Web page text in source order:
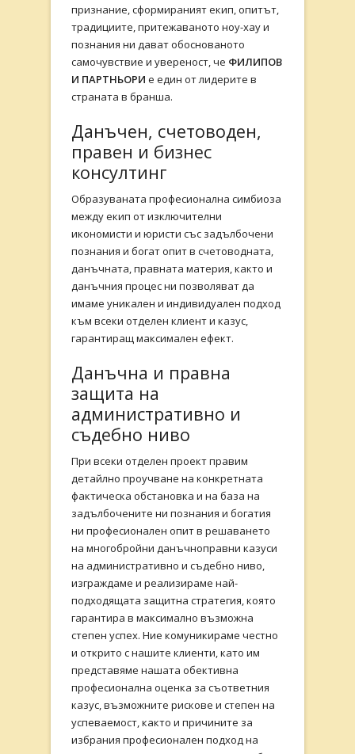
признание, сформираният екип, опитът,
традициите, притежаваното ноу-хау и
познания ни дават обоснованото
самочувствие и увереност, че ФИЛИПОВ
И ПАРТНЬОРИ е един от лидерите в
страната в бранша.
Данъчен, счетоводен,
правен и бизнес
консултинг
Образуваната професионална симбиоза
между екип от изключителни
икономисти и юристи със задълбочени
познания и богат опит в счетоводната,
данъчната, правната материя, както и
данъчния процес ни позволяват да
имаме уникален и индивидуален подход
към всеки отделен клиент и казус,
гарантиращ максимален ефект.
Данъчна и правна
защита на
административно и
съдебно ниво
При всеки отделен проект правим
детайлно проучване на конкретната
фактическа обстановка и на база на
задълбочените ни познания и богатия
ни професионален опит в решаването
на многобройни данъчноправни казуси
на административно и съдебно ниво,
изграждаме и реализираме най-
подходящата защитна стратегия, която
гарантира в максимално възможна
степен успех. Ние комуникираме честно
и открито с нашите клиенти, като им
представяме нашата обективна
професионална оценка за съответния
казус, възможните рискове и степен на
успеваемост, както и причините за
избрания професионален подход на